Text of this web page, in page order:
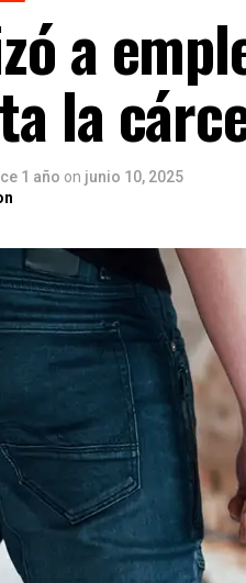
a
la
1 año on junio 10, 2025